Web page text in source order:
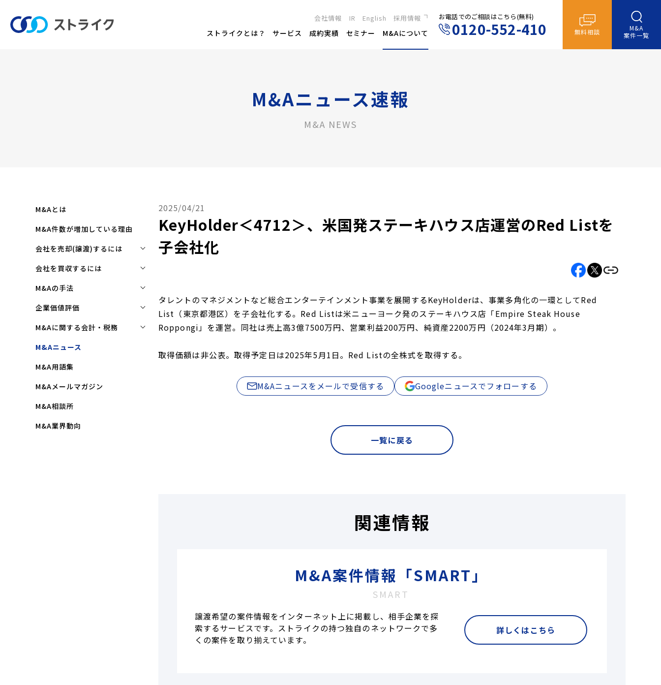
会社情報 IR English 採用情報
新卒採用
キャリア採用
ストライクとは？ サービス 成約実績 セミナー M&Aについて
お電話でのご相談はこちら(無料)
0120-552-410 無料相談
M&A
案件一覧
M&Aニュース速報
M&A NEWS
M&Aとは
M&A件数が増加している理由
会社を売却(譲渡)するには
会社を売却(譲渡)するには
M&Aで売れる会社の条件とは
M&Aで買い手はここを見る
会社を買収するには
会社を買収するには
企業買収を成功させるポイント
買収監査(デューディリジェン
ス)とは
クロージングと引継ぎ
企業買収の流れと手順
M&Aの手法
株式譲渡
第三者割当増資
資本業務提携
企業価値評価
企業価値評価(バリュエーショ
企業評価と売買価格の違い
中小企業M&Aにおける企業価値
ン)の算定方法
純資産法(コストアプローチ)
M&Aに関する会計・税務
株式譲渡にかかる税金(個人・
事業譲渡にかかる税金(個人・
法人)
M&Aにおける節税(役職退職金
スキーム)
赤字・債務超過会社の買収制限
M&Aニュース
M&A用語集
M&Aメールマガジン
M&A相談所
M&A業界動向
2025/04/21
KeyHolder＜4712＞、米国発ステーキハウス店運営のRed Listを
子会社化
タレントのマネジメントなど総合エンターテインメント事業を展開するKeyHolderは、事業多角化の一環としてRed
List（東京都港区）を子会社化する。Red Listは米ニューヨーク発のステーキハウス店「Empire Steak House
Roppongi」を運営。同社は売上高3億7500万円、営業利益200万円、純資産2200万円（2024年3月期）。
取得価額は非公表。取得予定日は2025年5月1日。Red Listの全株式を取得する。
M&Aニュースをメールで受信する Googleニュースでフォローする
一覧に戻る
関連情報
M&A案件情報「SMART」
SMART
譲渡希望の案件情報をインターネット上に掲載し、相手企業を探
索するサービスです。ストライクの持つ独自のネットワークで多
くの案件を取り揃えています。
詳しくはこちら